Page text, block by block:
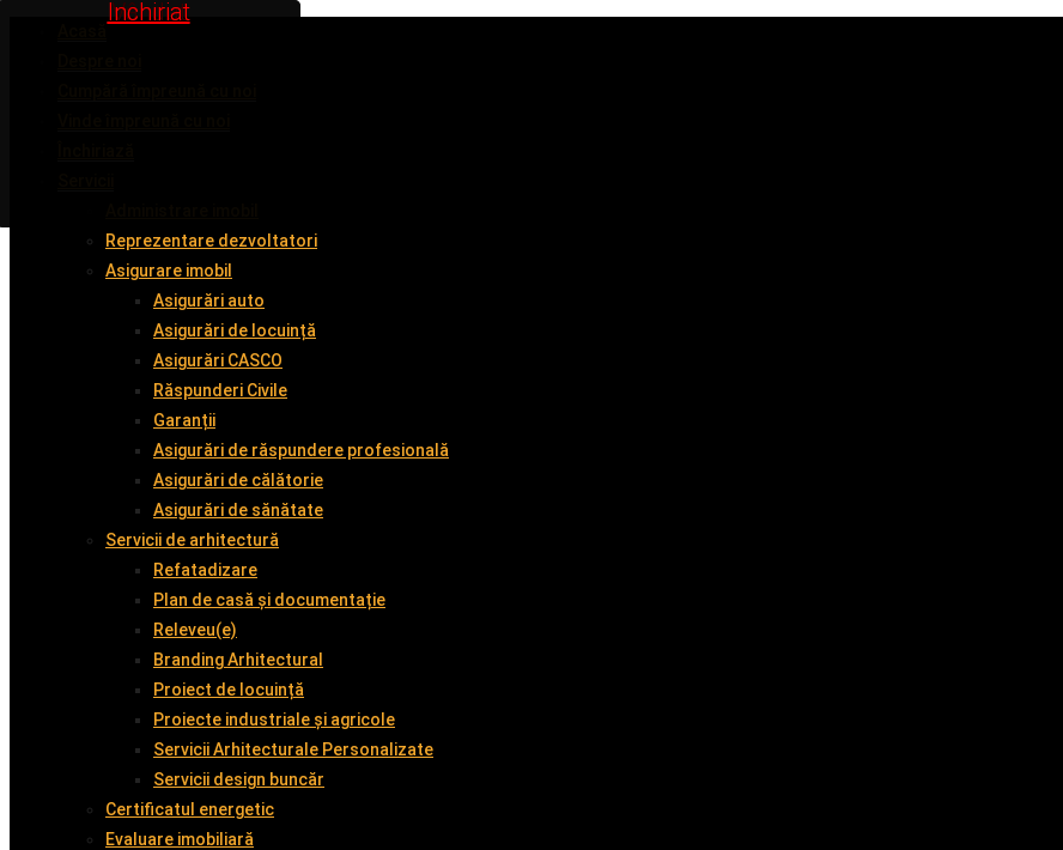
Reprezentare dezvoltatori
Asigurare imobil
Asigurări auto
Asigurări de locuință
Asigurări CASCO
Răspunderi Civile
Garanții
Asigurări de răspundere profesională
Asigurări de călătorie
Asigurări de sănătate
Servicii de arhitectură
Refatadizare
Plan de casă și documentație
Releveu(e)
Branding Arhitectural
Proiect de locuință
Proiecte industriale și agricole
Servicii Arhitecturale Personalizate
Servicii design buncăr
Certificatul energetic
Evaluare imobiliară
Vândut
Vândut
Inchiriat
Inchiriat